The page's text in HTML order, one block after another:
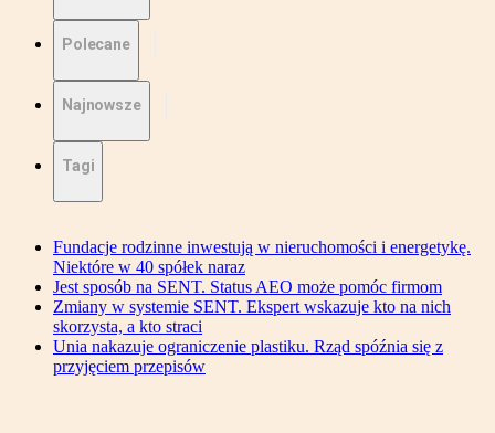
Polecane
Najnowsze
Tagi
Fundacje rodzinne inwestują w nieruchomości i energetykę.
Niektóre w 40 spółek naraz
Jest sposób na SENT. Status AEO może pomóc firmom
Zmiany w systemie SENT. Ekspert wskazuje kto na nich
skorzysta, a kto straci
Unia nakazuje ograniczenie plastiku. Rząd spóźnia się z
przyjęciem przepisów